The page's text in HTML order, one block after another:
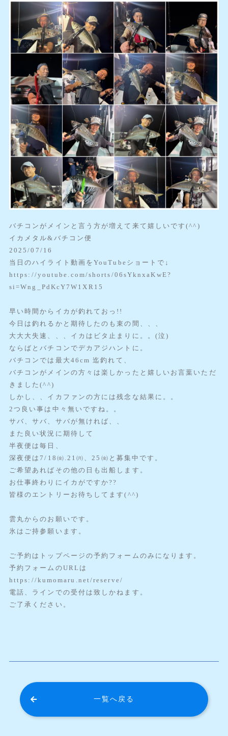
バチコンがメインと言う方が増えて来て嬉しいです(^^)
イカメタル&バチコン便
2025/07/16
当日のハイライト動画をYouTubeショートで↓
https://youtube.com/shorts/06sYknxaKwE?
si=Wng_PdKcY7W1XR15
早い時間からイカが釣れておっ!!
今日は釣れるかと期待したのも束の間、、、
大大大失速、、、イカはビタ止まりに。。(泣)
ならばとバチコンでデカアジハントに。
バチコンでは最大46cm 迄釣れて、
バチコンがメインの方々は楽しかったと嬉しいお言葉いただ
きました(^^)
しかし、、イカファンの方には残念な結果に。。
2つ良い事は中々無いですね。。
サバ、サバ、サバが無ければ、、
また良い状況に期待して
半夜便は毎日、
深夜便は7/18㈮.21㈪、25㈮と募集中です。
ご希望あればその他の日も出船します。
お仕事終わりにイカがですか??
皆様のエントリーお待ちしてます(^^)
雲丸からのお願いです。
氷はご持参願います。
ご予約はトップページの予約フォームのみになります。
予約フォームのURLは
https://kumomaru.net/reserve/
電話、ラインでの受付は致しかねます。
ご了承ください。
一覧へ戻る